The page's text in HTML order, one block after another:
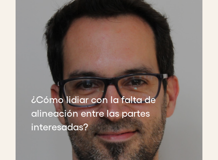
¿Cómo lidiar con la falta de
alineación entre las partes
interesadas?